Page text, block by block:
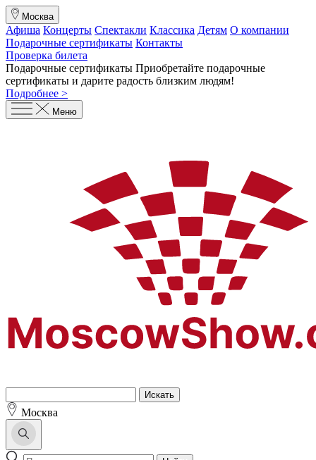
Москва
Афиша Концерты Спектакли Классика Детям О компании
Подарочные сертификаты Контакты
Проверка билета
Подарочные сертификаты Приобретайте подарочные
сертификаты и дарите радость близким людям!
Подробнее >
Меню
Москва